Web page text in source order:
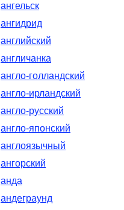
ангельск
ангидрид
английский
англичанка
англо-голландский
англо-ирландский
англо-русский
англо-японский
англоязычный
ангорский
анда
андеграунд